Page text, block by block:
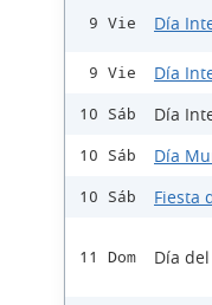
9 Vie Día
9 Vie Día
10 Sáb Día
10 Sáb Día
10 Sáb Fiesta
11 Dom Día